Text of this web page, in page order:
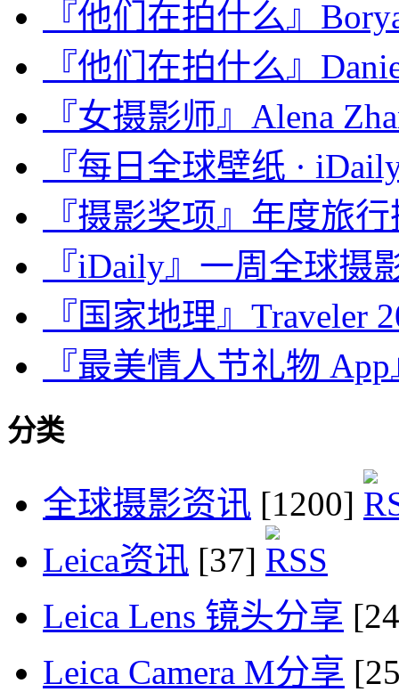
『他们在拍什么』
『他们在拍什么』
『女摄影师』Alena
『每日全球壁纸 ·
『摄影奖项』年度旅
『iDaily』一周全球摄
『国家地理』Traveler
『最美情人节礼物
分类
全球摄影资讯 [1200]
Leica资讯 [37]
Leica Lens 镜头分享
Leica Camera M分享